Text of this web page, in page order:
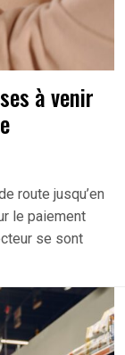
à venir
route jusqu’en
le paiement
se sont